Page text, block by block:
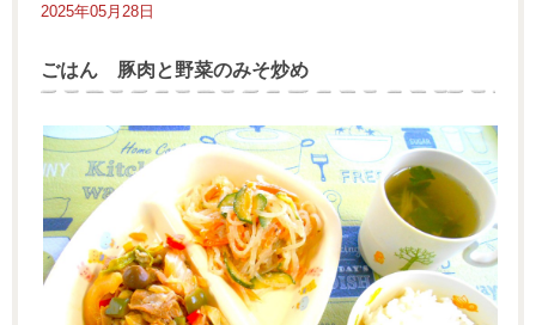
2025年05月28日
ごはん 豚肉と野菜のみそ炒め